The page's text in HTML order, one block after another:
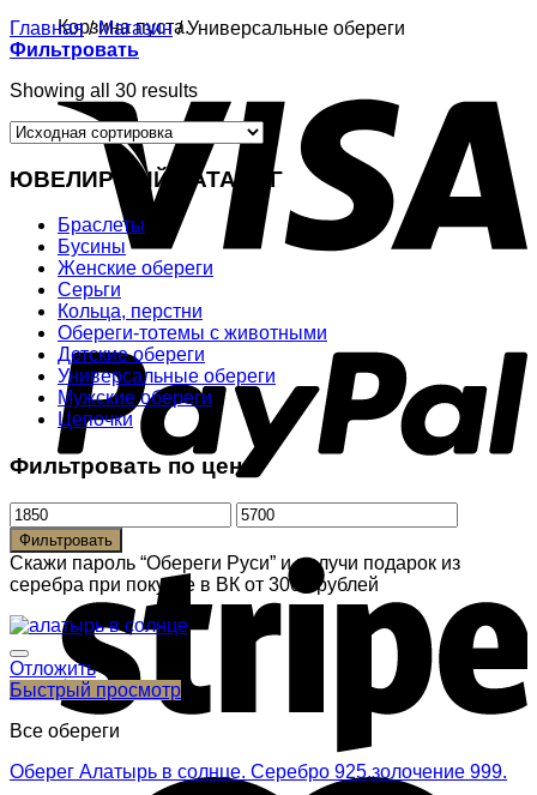
Корзина пуста.
Главная / Магазин /Универсальные обереги
Фильтровать
Showing all 30 results
ЮВЕЛИРНЫЙ КАТАЛОГ
Браслеты
Бусины
Женские обереги
Серьги
Кольца, перстни
Обереги-тотемы с животными
Детские обереги
Универсальные обереги
Мужские обереги
Цепочки
Фильтровать по цене
Фильтровать
Скажи пароль “Обереги Руси” и получи подарок из
серебра при покупке в ВК от 3000 рублей
Отложить
Быстрый просмотр
Все обереги
Оберег Алатырь в солнце. Серебро 925,золочение 999.